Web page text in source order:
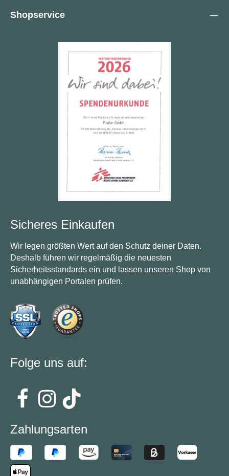
Shopservice
Sicheres Einkaufen
Wir legen größten Wert auf den Schutz deiner Daten.
Deshalb führen wir regelmäßig die neuesten
Sicherheitsstandards ein und lassen unseren Shop von
unabhängigen Portalen prüfen.
Folge uns auf:
Zahlungsarten